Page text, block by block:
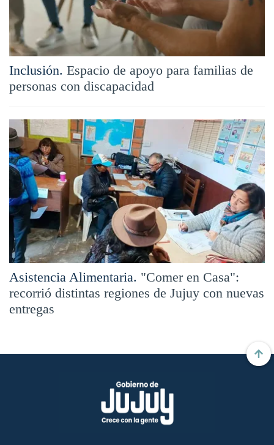
Inclusión. Espacio de apoyo para familias de
personas con discapacidad
Asistencia Alimentaria. "Comer en Casa":
recorrió distintas regiones de Jujuy con nuevas
entregas